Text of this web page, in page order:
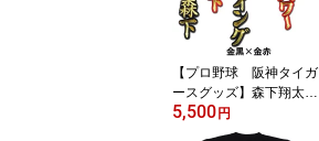
【プロ野球 阪神タイガ
ースグッズ】森下翔太ヒ
ッティングマーチ（応援
歌）ワッペン
5,500円